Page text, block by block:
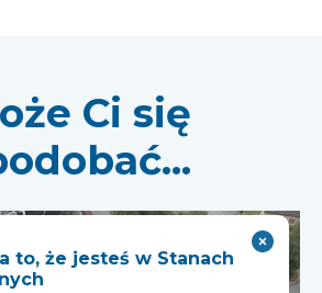
Ci się
to, że jesteś w Stanach